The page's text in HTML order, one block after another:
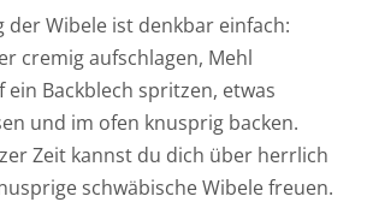
der Wibele ist denkbar einfach:
cremig aufschlagen, Mehl
Backblech spritzen, etwas
und im ofen knusprig backen.
Zeit kannst du dich über herrlich
schwäbische Wibele freuen.